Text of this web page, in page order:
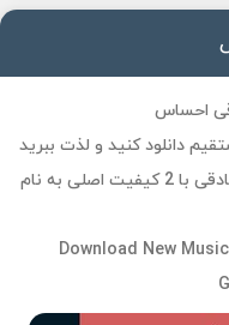
احساس
دانلود کنید و لذت ببرید
از آهنگ فوق العاده زیبا و جذاب از رضا صادقی با 2 کیفیت اصلی به نام
Download New